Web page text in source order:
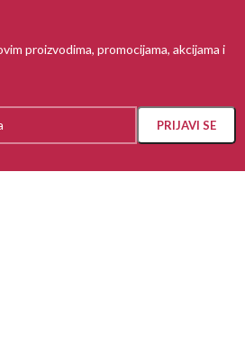
proizvodima, promocijama, akcijama i